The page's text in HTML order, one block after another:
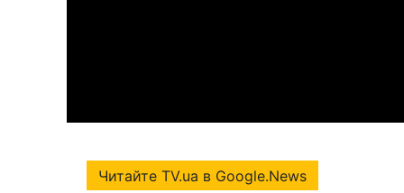
Читайте TV.ua в Google.News